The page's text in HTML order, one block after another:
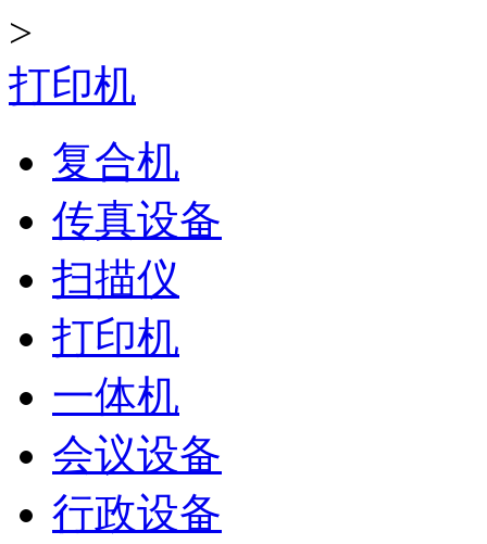
>
打印机
复合机
传真设备
扫描仪
打印机
一体机
会议设备
行政设备